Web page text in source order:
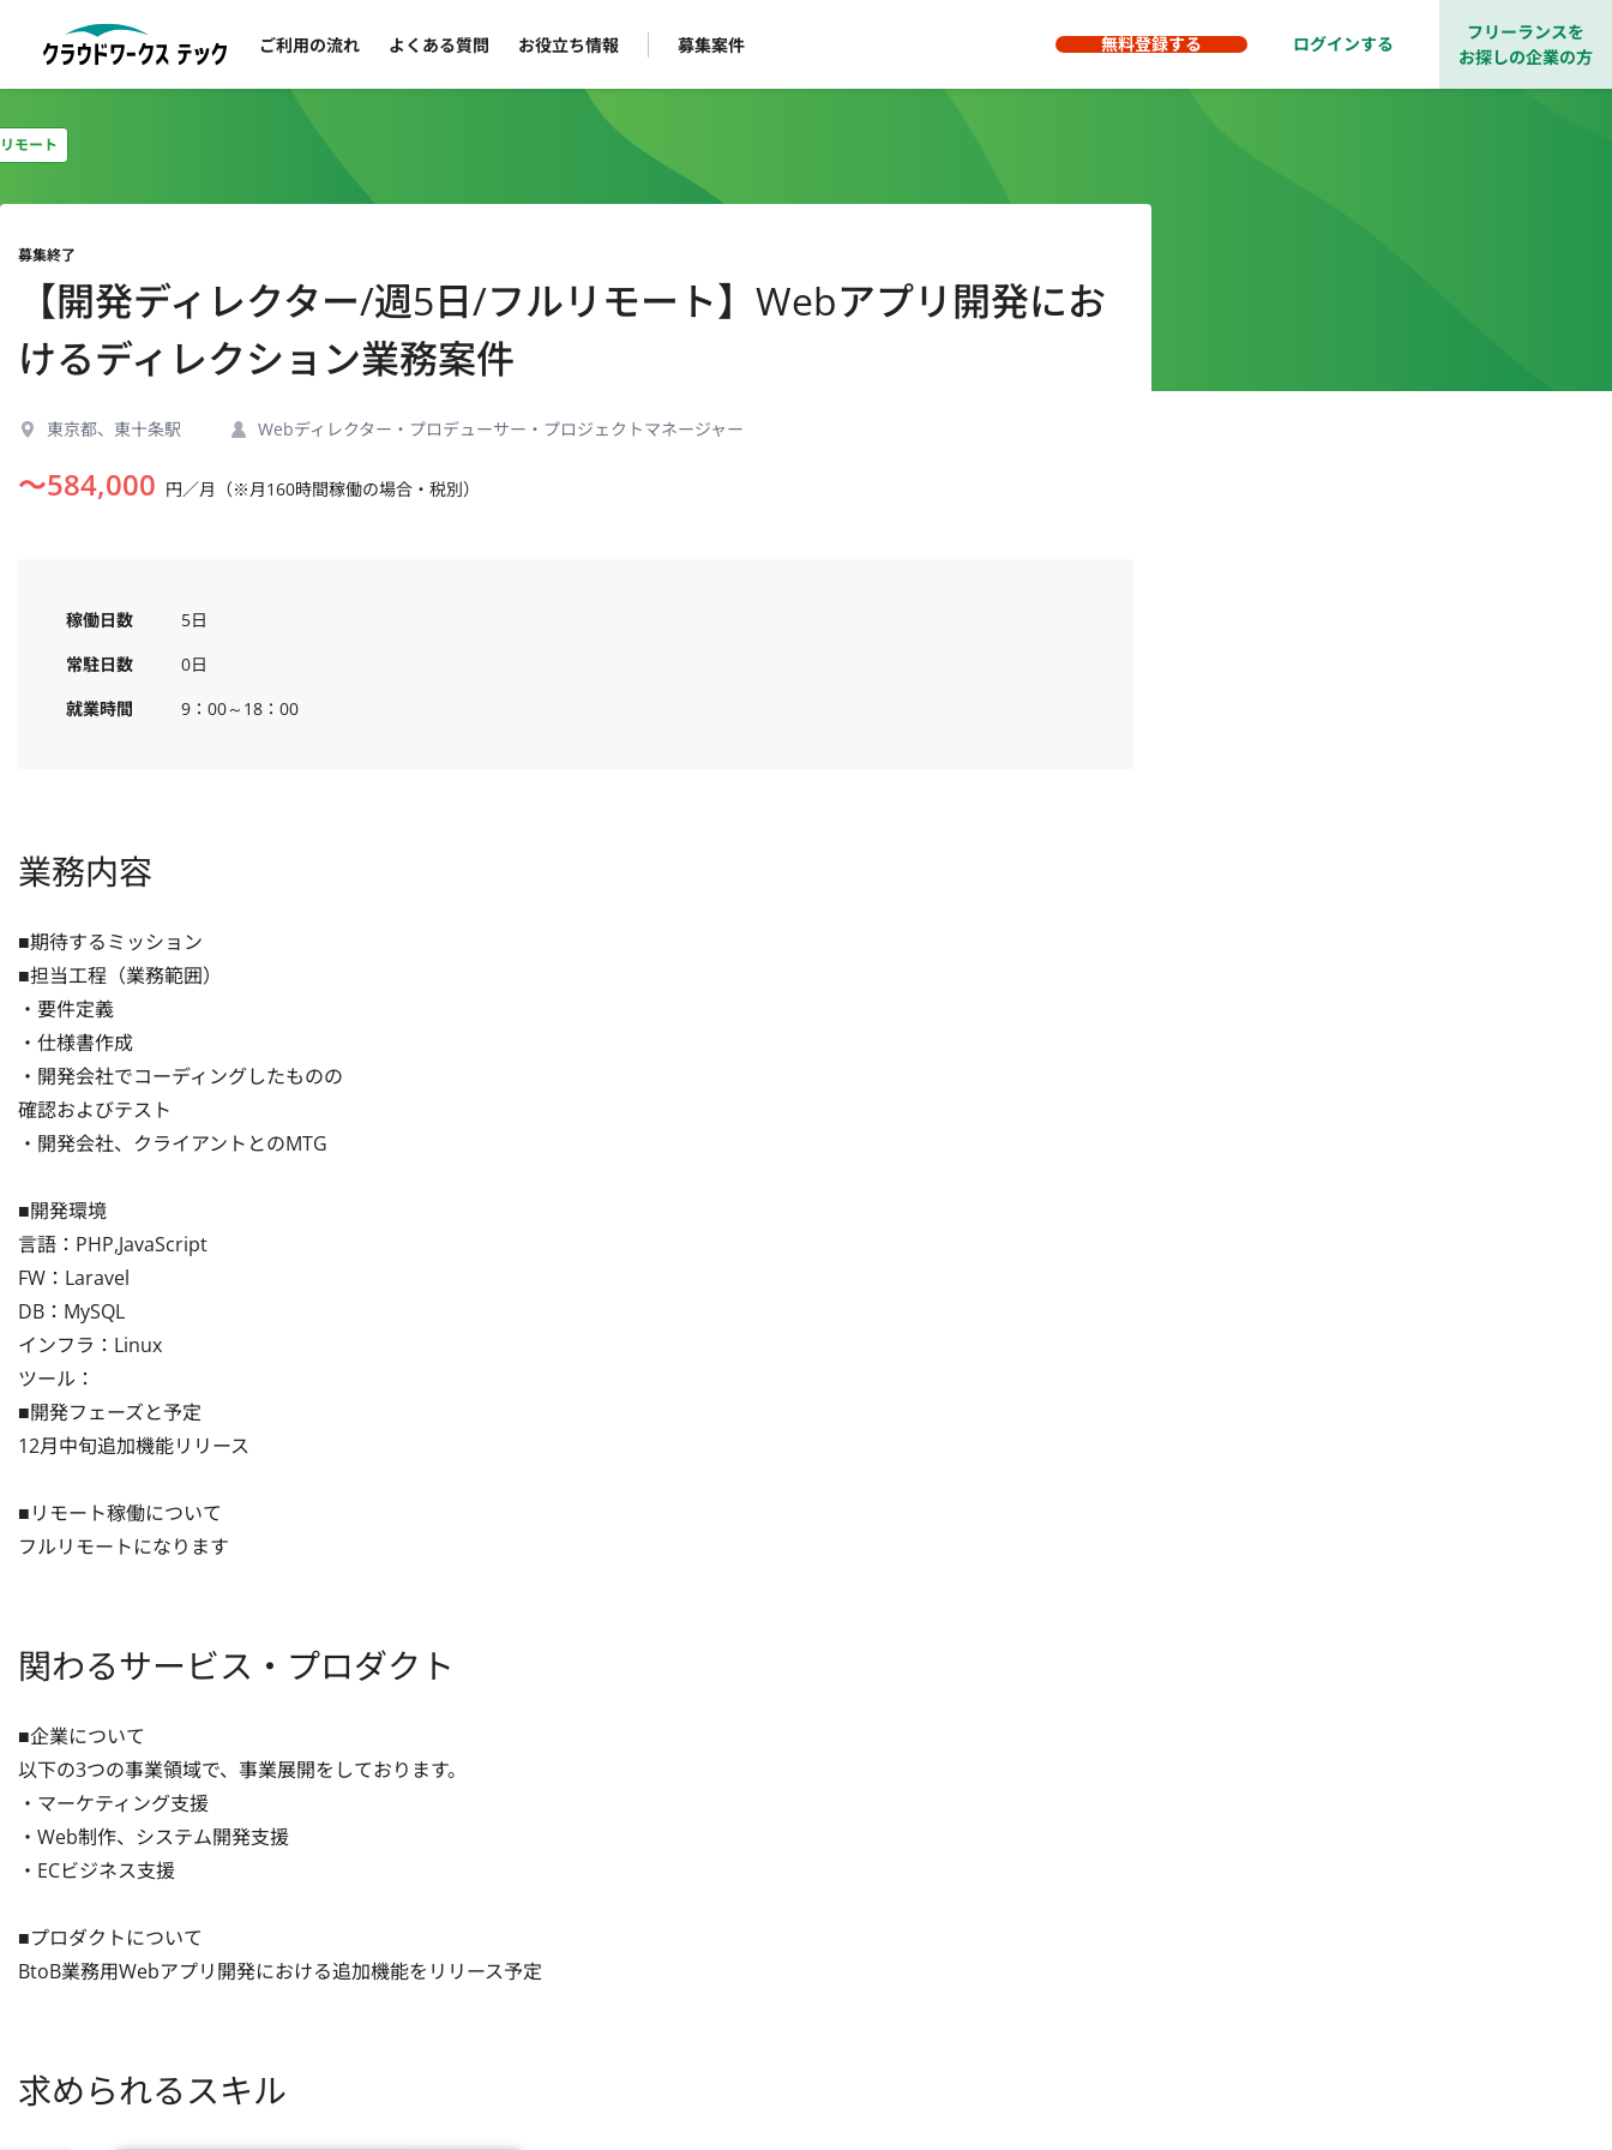
ご利用の流れ よくある質問 お役立ち情報 募集案件 無料登録する ログインする
フリーランスを
お探しの企業の方
モート
募集終了
【開発ディレクター/週5日/フルリモート】Webアプリ開発にお
けるディレクション業務案件
東京都、東十条駅 Webディレクター・プロデューサー・プロジェクトマネージャー
〜584,000 円／月（※月160時間稼働の場合・税別）
稼働日数
5日
常駐日数
0日
就業時間
9：00～18：00
業務内容
■期待するミッション
■担当工程（業務範囲）
・要件定義
・仕様書作成
・開発会社でコーディングしたものの
確認およびテスト
・開発会社、クライアントとのMTG
■開発環境
言語：PHP,JavaScript
FW：Laravel
DB：MySQL
インフラ：Linux
ツール：
■開発フェーズと予定
12月中旬追加機能リリース
■リモート稼働について
フルリモートになります
関わるサービス・プロダクト
■企業について
以下の3つの事業領域で、事業展開をしております。
・マーケティング支援
・Web制作、システム開発支援
・ECビジネス支援
■プロダクトについて
BtoB業務用Webアプリ開発における追加機能をリリース予定
求められるスキル